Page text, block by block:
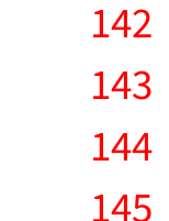
142
143
144